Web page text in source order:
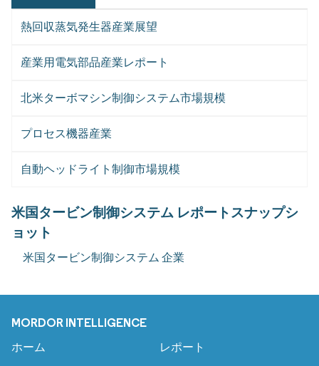
熱回収蒸気発生器産業展望
産業用電気部品産業レポート
北米ターボマシン制御システム市場規模
プロセス機器産業
自動ヘッドライト制御市場規模
米国タービン制御システム レポートスナップシ
ョット
米国タービン制御システム 企業
MORDOR INTELLIGENCE
ホーム レポート